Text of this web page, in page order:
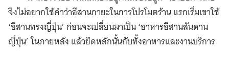
จึงไม่อยากใช้คำว่าอีสานกายะในการโปรโมตร้าน แรกเริ่มเขาใช้
‘อีสานทรงญี่ปุ่น’ ก่อนจะเปลี่ยนมาเป็น ‘อาหารอีสานสันดาน
ญี่ปุ่น’ ในภายหลัง แล้วยึดหลักนั้นกับทั้งอาหารและงานบริการ